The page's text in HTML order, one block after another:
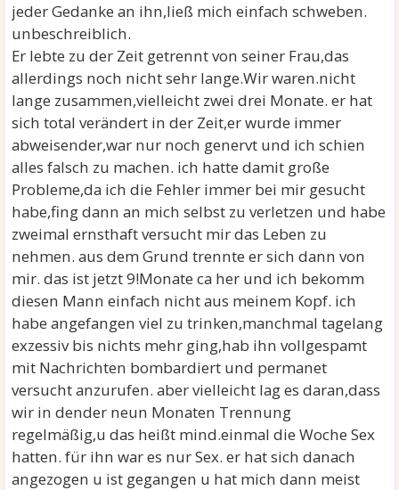
jeder Gedanke an ihn,ließ mich einfach schweben.
unbeschreiblich.
Er lebte zu der Zeit getrennt von seiner Frau,das
allerdings noch nicht sehr lange.Wir waren.nicht
lange zusammen,vielleicht zwei drei Monate. er hat
sich total verändert in der Zeit,er wurde immer
abweisender,war nur noch genervt und ich schien
alles falsch zu machen. ich hatte damit große
Probleme,da ich die Fehler immer bei mir gesucht
habe,fing dann an mich selbst zu verletzen und habe
zweimal ernsthaft versucht mir das Leben zu
nehmen. aus dem Grund trennte er sich dann von
mir. das ist jetzt 9!Monate ca her und ich bekomm
diesen Mann einfach nicht aus meinem Kopf. ich
habe angefangen viel zu trinken,manchmal tagelang
exzessiv bis nichts mehr ging,hab ihn vollgespamt
mit Nachrichten bombardiert und permanet
versucht anzurufen. aber vielleicht lag es daran,dass
wir in dender neun Monaten Trennung
regelmäßig,u das heißt mind.einmal die Woche Sex
hatten. für ihn war es nur Sex. er hat sich danach
angezogen u ist gegangen u hat mich dann meist